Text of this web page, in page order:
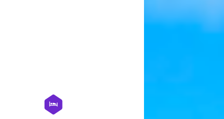
hexagon
hotel